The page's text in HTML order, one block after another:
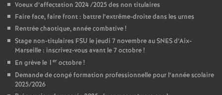
Voeux d’affectation 2024 /2025 des non titulaires
Faire face, faire front : battre l’extrême-droite dans les urnes
Rentrée chaotique, année combative!
Stage non-titulaires FSU le jeudi 7 novembre au SNES d’Aix-
Marseille : inscrivez-vous avant le 7 octobre!
En grève le 1 er octobre!
Demande de congé formation professionnelle pour l’année scolaire
2025/2026